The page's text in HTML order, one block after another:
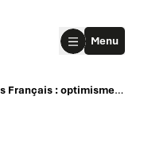
Menu
L’état d’esprit des Français : optimisme, situation du pays et inquiétude face au Covid – Balise 205